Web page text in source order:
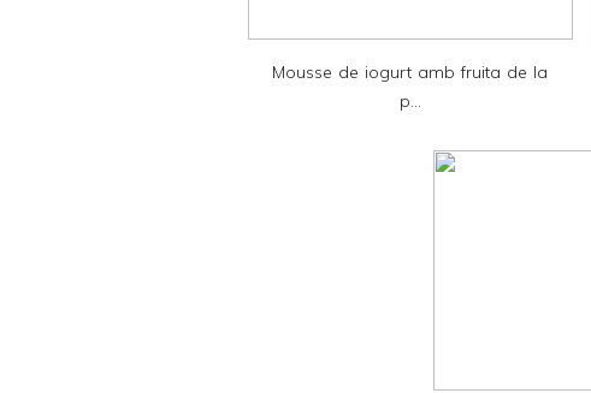
Mousse de iogurt amb fruita de la
p...